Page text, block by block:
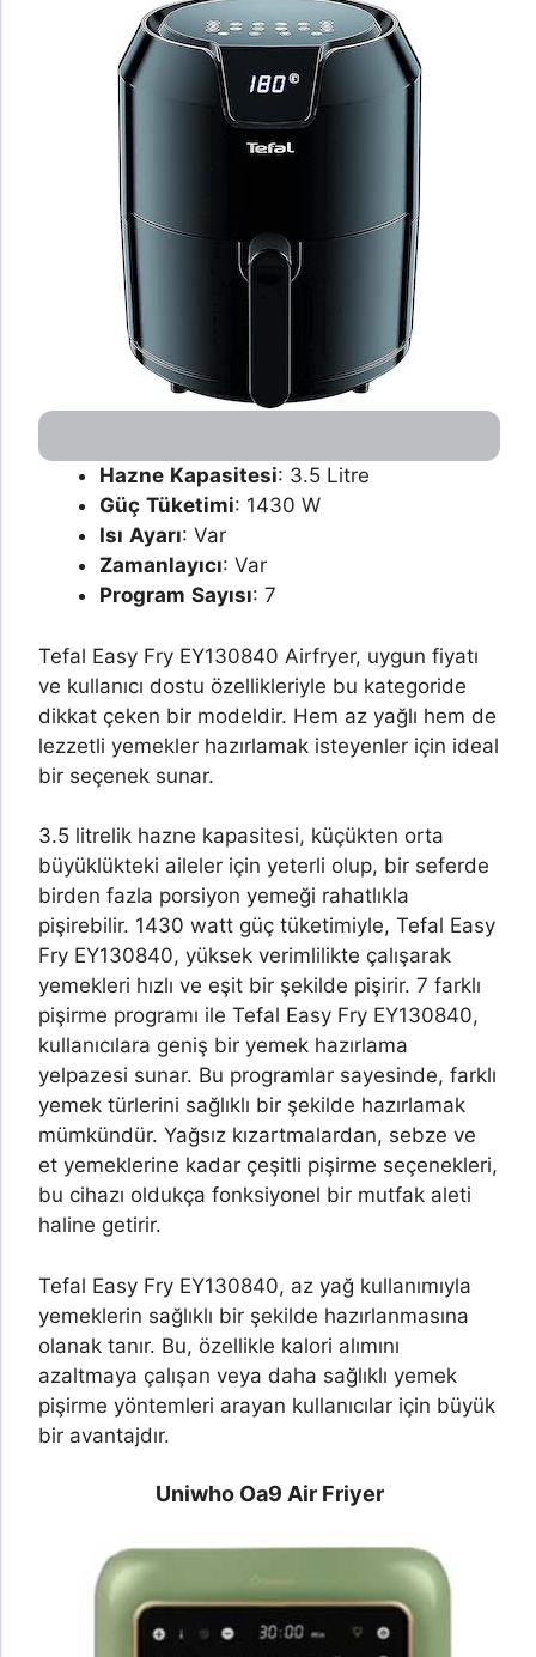
Hazne Kapasitesi: 3.5 Litre
Güç Tüketimi: 1430 W
Isı Ayarı: Var
Zamanlayıcı: Var
Program Sayısı: 7
Tefal Easy Fry EY130840 Airfryer, uygun fiyatı
ve kullanıcı dostu özellikleriyle bu kategoride
dikkat çeken bir modeldir. Hem az yağlı hem de
lezzetli yemekler hazırlamak isteyenler için ideal
bir seçenek sunar.
3.5 litrelik hazne kapasitesi, küçükten orta
büyüklükteki aileler için yeterli olup, bir seferde
birden fazla porsiyon yemeği rahatlıkla
pişirebilir. 1430 watt güç tüketimiyle, Tefal Easy
Fry EY130840, yüksek verimlilikte çalışarak
yemekleri hızlı ve eşit bir şekilde pişirir. 7 farklı
pişirme programı ile Tefal Easy Fry EY130840,
kullanıcılara geniş bir yemek hazırlama
yelpazesi sunar. Bu programlar sayesinde, farklı
yemek türlerini sağlıklı bir şekilde hazırlamak
mümkündür. Yağsız kızartmalardan, sebze ve
et yemeklerine kadar çeşitli pişirme seçenekleri,
bu cihazı oldukça fonksiyonel bir mutfak aleti
haline getirir.
Tefal Easy Fry EY130840, az yağ kullanımıyla
yemeklerin sağlıklı bir şekilde hazırlanmasına
olanak tanır. Bu, özellikle kalori alımını
azaltmaya çalışan veya daha sağlıklı yemek
pişirme yöntemleri arayan kullanıcılar için büyük
bir avantajdır.
Uniwho Oa9 Air Friyer